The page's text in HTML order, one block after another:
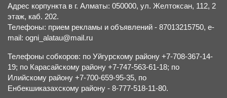
Адрес корпункта в г. Алматы: 050000, ул. Желтоксан, 112, 2
этаж, каб. 202.
Телефоны: прием рекламы и объявлений - 87013215750, e-
mail: ogni_alatau@mail.ru
Телефоны собкоров: по Уйгурскому району +7-708-367-14-
19; по Карасайскому району +7-747-563-61-18; по
Илийскому району +7-700-659-95-35, по
Енбекшиказахскому району - 8-777-518-11-80.